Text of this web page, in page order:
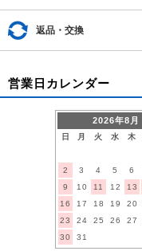
返品・交換
営業日カレンダー
2026年8月
日 月 火 水 木
2
3 4 5 6
9
10 11 12 13
16
17 18 19 20
23
24 25 26 27
30
31